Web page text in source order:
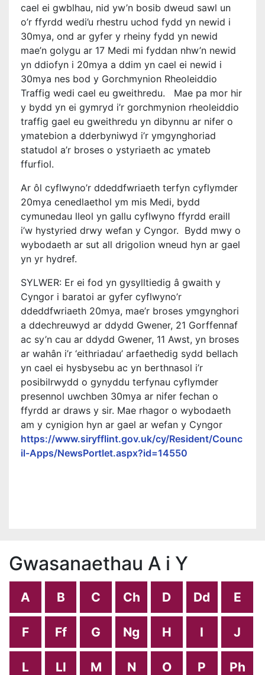
cael ei gwblhau, nid yw’n bosib dweud sawl un
o’r ffyrdd wedi’u rhestru uchod fydd yn newid i
30mya, ond ar gyfer y rheiny fydd yn newid
mae’n golygu ar 17 Medi mi fyddan nhw’n newid
yn ddiofyn i 20mya a ddim yn cael ei newid i
30mya nes bod y Gorchmynion Rheoleiddio
Traffig wedi cael eu gweithredu. Mae pa mor hir
y bydd yn ei gymryd i’r gorchmynion rheoleiddio
traffig gael eu gweithredu yn dibynnu ar nifer o
ymatebion a dderbyniwyd i’r ymgynghoriad
statudol a’r broses o ystyriaeth ac ymateb
ffurfiol.
Ar ôl cyflwyno’r ddeddfwriaeth terfyn cyflymder
20mya cenedlaethol ym mis Medi, bydd
cymunedau lleol yn gallu cyflwyno ffyrdd eraill
i’w hystyried drwy wefan y Cyngor. Bydd mwy o
wybodaeth ar sut all drigolion wneud hyn ar gael
yn yr hydref.
SYLWER: Er ei fod yn gysylltiedig â gwaith y
Cyngor i baratoi ar gyfer cyflwyno’r
ddeddfwriaeth 20mya, mae’r broses ymgynghori
a ddechreuwyd ar ddydd Gwener, 21 Gorffennaf
ac sy’n cau ar ddydd Gwener, 11 Awst, yn broses
ar wahân i’r ‘eithriadau’ arfaethedig sydd bellach
yn cael ei hysbysebu ac yn berthnasol i’r
posibilrwydd o gynyddu terfynau cyflymder
presennol uwchben 30mya ar nifer fechan o
ffyrdd ar draws y sir. Mae rhagor o wybodaeth
am y cynigion hyn ar gael ar wefan y Cyngor
https://www.siryfflint.gov.uk/cy/Resident/Counc
il-Apps/NewsPortlet.aspx?id=14550
Gwasanaethau A i Y
A B C Ch D Dd E
F Ff G Ng H I J
L Ll M N O P Ph